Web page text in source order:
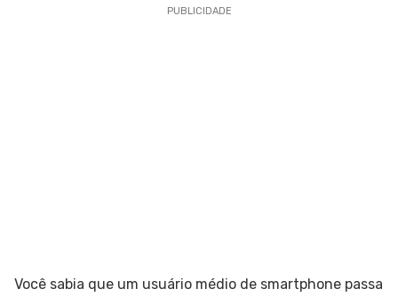
PUBLICIDADE
Você sabia que um usuário médio de smartphone passa